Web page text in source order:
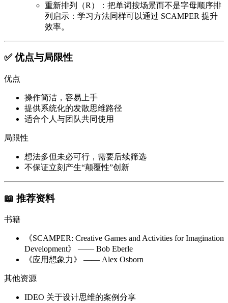
重新排列（R）：把单词按场景而不是字母顺序排
列 启示：学习方法同样可以通过 SCAMPER 提升
效率。
✅ 优点与局限性
优点
操作简洁，容易上手
提供系统化的发散思维路径
适合个人与团队共同使用
局限性
想法多但未必可行，需要后续筛选
不保证立刻产生“颠覆性”创新
📖 推荐资料
书籍
《SCAMPER: Creative Games and Activities for Imagination
Development》 —— Bob Eberle
《应用想象力》 —— Alex Osborn
其他资源
IDEO 关于设计思维的案例分享